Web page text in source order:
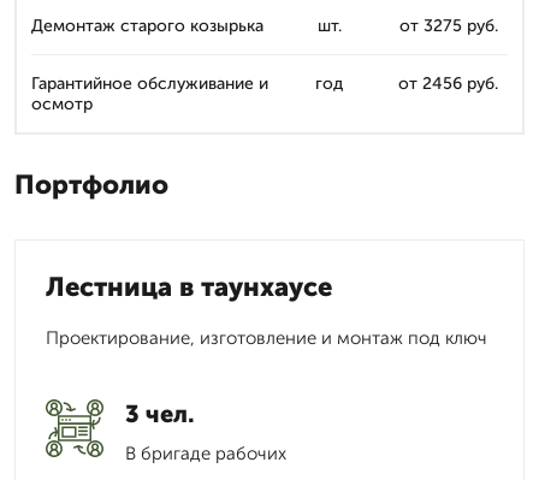
Демонтаж старого козырька шт. от 3275 руб.
Гарантийное обслуживание и
осмотр
год от 2456 руб.
Портфолио
Лестница в таунхаусе
Проектирование, изготовление и монтаж под ключ
3 чел.
В бригаде рабочих